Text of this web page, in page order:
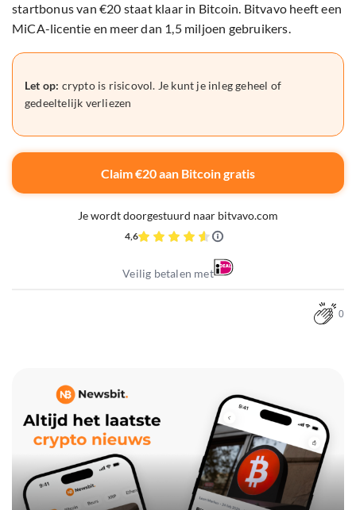
startbonus van €20 staat klaar in Bitcoin. Bitvavo heeft een
MiCA-licentie en meer dan 1,5 miljoen gebruikers.
Let op: crypto is risicovol. Je kunt je inleg geheel of
gedeeltelijk verliezen
Claim €20 aan Bitcoin gratis
Je wordt doorgestuurd naar bitvavo.com
4,6
Veilig betalen met
0